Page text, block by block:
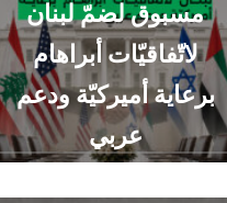
مسبوق لضمّ لبنان
لاتّفاقيّات أبراهام
برعاية أميركيّة ودعم
عربي